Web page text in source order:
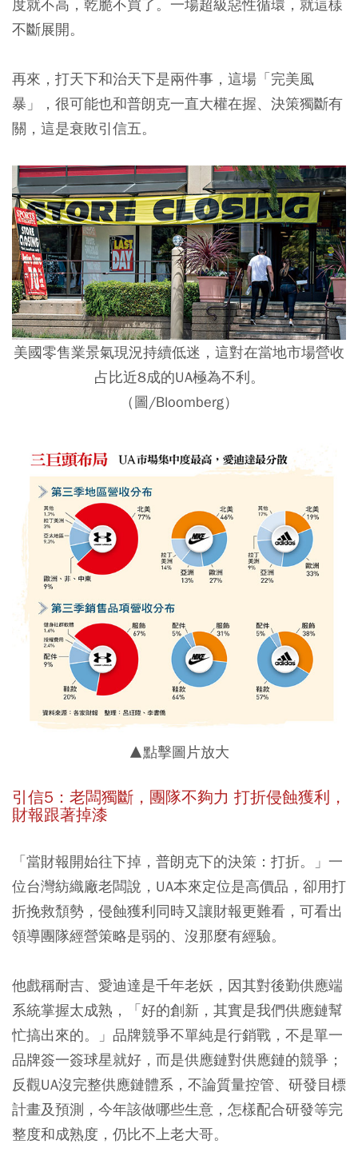
度就不高，乾脆不買了。一場超級惡性循環，就這樣
不斷展開。
再來，打天下和治天下是兩件事，這場「完美風
暴」，很可能也和普朗克一直大權在握、決策獨斷有
關，這是衰敗引信五。
美國零售業景氣現況持續低迷，這對在當地市場營收
占比近8成的UA極為不利。
（圖/Bloomberg）
▲點擊圖片放大
引信5：老闆獨斷，團隊不夠力 打折侵蝕獲利，
財報跟著掉漆
「當財報開始往下掉，普朗克下的決策：打折。」一
位台灣紡織廠老闆說，UA本來定位是高價品，卻用打
折挽救頹勢，侵蝕獲利同時又讓財報更難看，可看出
領導團隊經營策略是弱的、沒那麼有經驗。
他戲稱耐吉、愛迪達是千年老妖，因其對後勤供應端
系統掌握太成熟，「好的創新，其實是我們供應鏈幫
忙搞出來的。」品牌競爭不單純是行銷戰，不是單一
品牌簽一簽球星就好，而是供應鏈對供應鏈的競爭；
反觀UA沒完整供應鏈體系，不論質量控管、研發目標
計畫及預測，今年該做哪些生意，怎樣配合研發等完
整度和成熟度，仍比不上老大哥。